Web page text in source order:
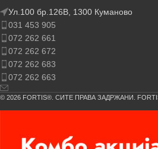
Ул.100 бр.126В, 1300 Куманово
031 453 905
072 262 661
072 262 672
072 262 683
072 262 663
© 2026 FORTIS®. СИТЕ ПРАВА ЗАДРЖАНИ.